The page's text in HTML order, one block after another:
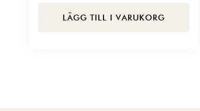
LÄGG TILL I VARUKORG